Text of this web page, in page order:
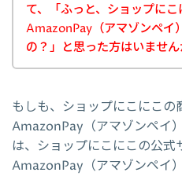
て、「ふっと、ショップに
AmazonPay（アマゾンペイ
の？」と思った方はいません
もしも、ショップにこにこの
AmazonPay（アマゾンペイ
は、ショップにこにこの公式
AmazonPay（アマゾンペイ